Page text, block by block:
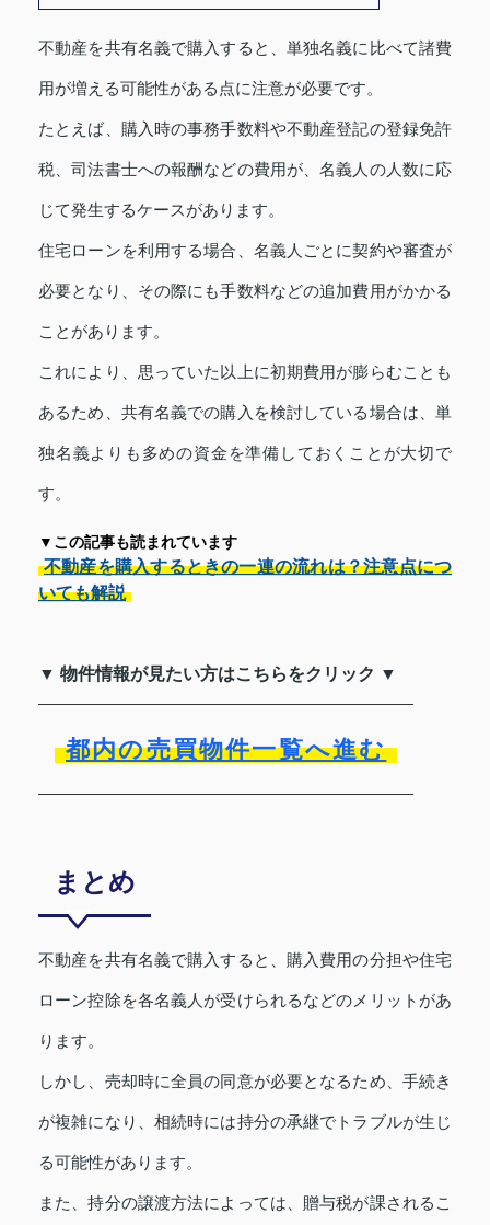
不動産を共有名義で購入すると、単独名義に比べて諸費
用が増える可能性がある点に注意が必要です。
たとえば、購入時の事務手数料や不動産登記の登録免許
税、司法書士への報酬などの費用が、名義人の人数に応
じて発生するケースがあります。
住宅ローンを利用する場合、名義人ごとに契約や審査が
必要となり、その際にも手数料などの追加費用がかかる
ことがあります。
これにより、思っていた以上に初期費用が膨らむことも
あるため、共有名義での購入を検討している場合は、単
独名義よりも多めの資金を準備しておくことが大切で
す。
▼この記事も読まれています
不動産を購入するときの一連の流れは？注意点につ
いても解説
▼ 物件情報が見たい方はこちらをクリック ▼
都内の売買物件一覧へ進む
まとめ
不動産を共有名義で購入すると、購入費用の分担や住宅
ローン控除を各名義人が受けられるなどのメリットがあ
ります。
しかし、売却時に全員の同意が必要となるため、手続き
が複雑になり、相続時には持分の承継でトラブルが生じ
る可能性があります。
また、持分の譲渡方法によっては、贈与税が課されるこ